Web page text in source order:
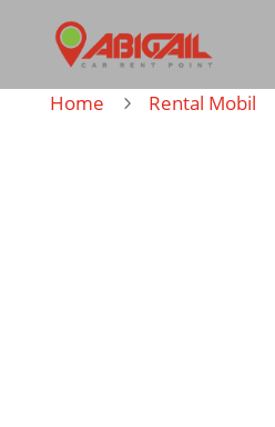
Home 5 Rental Mobil